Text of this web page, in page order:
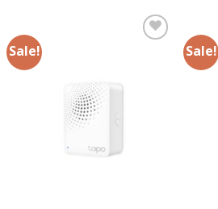
Sale! Sale!